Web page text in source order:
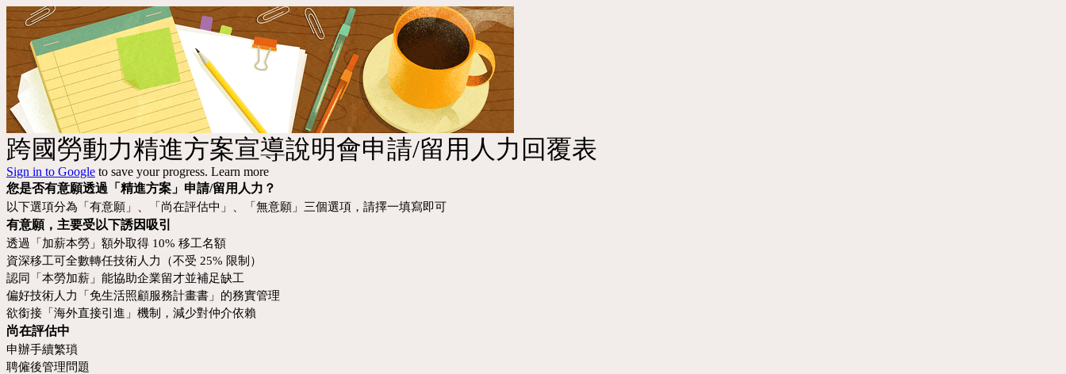
跨國勞動力精進方案宣導說明會申請/留用人力回覆表
Sign in to Google to save your progress. Learn more
您是否有意願透過「精進方案」申請/留用人力？
以下選項分為「有意願」、「尚在評估中」、「無意願」三個選項，請擇一填寫即可
有意願，主要受以下誘因吸引
透過「加薪本勞」額外取得 10% 移工名額
資深移工可全數轉任技術人力（不受 25% 限制）
認同「本勞加薪」能協助企業留才並補足缺工
偏好技術人力「免生活照顧服務計畫書」的務實管理
欲銜接「海外直接引進」機制，減少對仲介依賴
尚在評估中
申辦手續繁瑣
聘僱後管理問題